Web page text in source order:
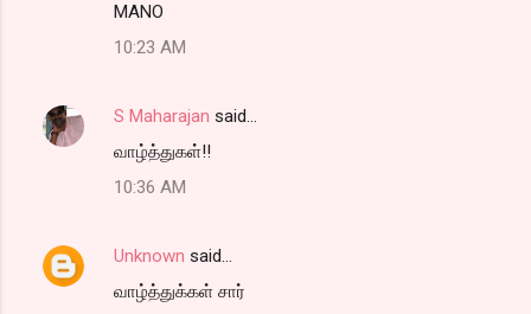
MANO
10:23 AM
S Maharajan said…
வாழ்த்துகள்!!
10:36 AM
Unknown said…
வாழ்த்துக்கள் சார்